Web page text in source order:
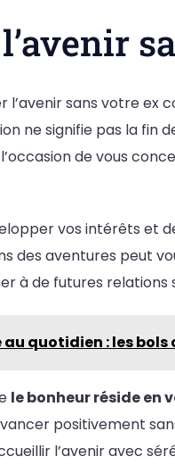
l’avenir sans votre ex
ne signifie pas la fin
de vous
vos intérêts et
des aventures peut
à de futures relations
quotidien : les
le bonheur réside en
positivement
l’avenir avec